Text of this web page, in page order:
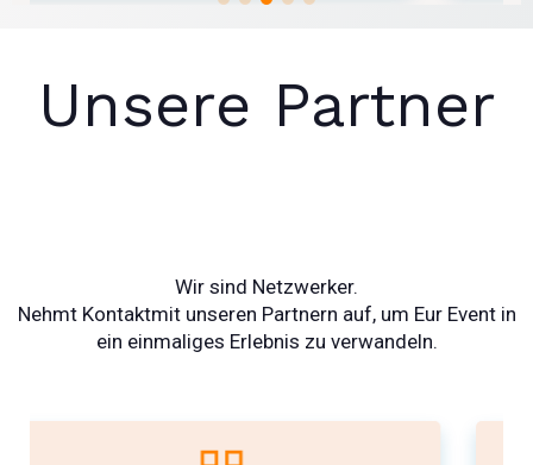
Unsere Partner
Wir sind Netzwerker.
Nehmt Kontaktmit unseren Partnern auf, um Eur Event in
ein einmaliges Erlebnis zu verwandeln.